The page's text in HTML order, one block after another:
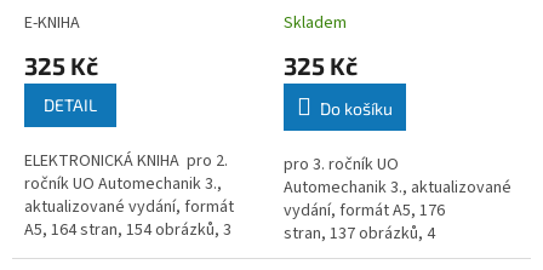
E-KNIHA
325 Kč
DETAIL
ELEKTRONICKÁ KNIHA pro 2.
ročník UO Automechanik 3.,
aktualizované vydání, formát
A5, 164 stran, 154 obrázků, 3
tabulky, rok vydání 2014
Skladem
325 Kč
Do košíku
pro 3. ročník UO
Automechanik 3., aktualizované
vydání, formát A5, 176
stran, 137 obrázků, 4
tabulky, rok vydání 2014